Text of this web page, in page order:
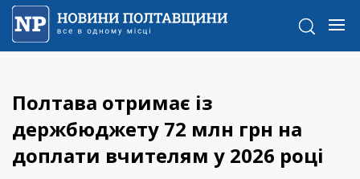
Полтава отримає із
держбюджету 72 млн грн на
доплати вчителям у 2026 році